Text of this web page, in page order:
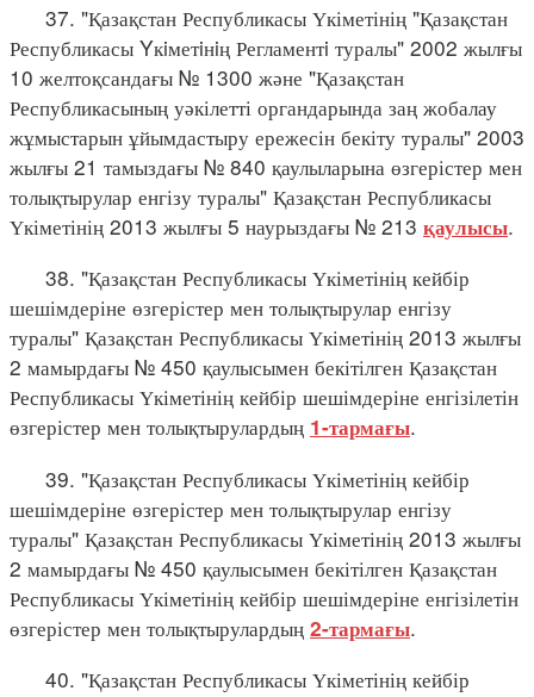
37. "Қазақстан Республикасы Үкіметінің "Қазақстан
Республикасы Yкiметiнiң Регламентi туралы" 2002 жылғы
10 желтоқсандағы № 1300 және "Қазақстан
Республикасының уәкілетті органдарында заң жобалау
жұмыстарын ұйымдастыру ережесін бекіту туралы" 2003
жылғы 21 тамыздағы № 840 қаулыларына өзгерістер мен
толықтырулар енгізу туралы" Қазақстан Республикасы
Үкіметінің 2013 жылғы 5 наурыздағы № 213 қаулысы.
38. "Қазақстан Республикасы Үкіметінің кейбір
шешімдеріне өзгерістер мен толықтырулар енгізу
туралы" Қазақстан Республикасы Үкіметінің 2013 жылғы
2 мамырдағы № 450 қаулысымен бекітілген Қазақстан
Республикасы Үкіметінің кейбір шешімдеріне енгізілетін
өзгерістер мен толықтырулардың 1-тармағы.
39. "Қазақстан Республикасы Үкіметінің кейбір
шешімдеріне өзгерістер мен толықтырулар енгізу
туралы" Қазақстан Республикасы Үкіметінің 2013 жылғы
2 мамырдағы № 450 қаулысымен бекітілген Қазақстан
Республикасы Үкіметінің кейбір шешімдеріне енгізілетін
өзгерістер мен толықтырулардың 2-тармағы.
40. "Қазақстан Республикасы Үкіметінің кейбір